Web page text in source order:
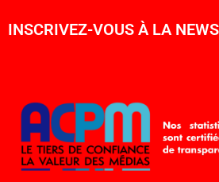
INSCRIVEZ-VOUS À LA